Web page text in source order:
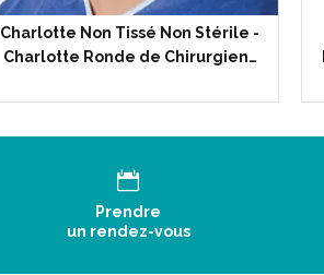
Charlotte Non Tissé Non Stérile -
Charlotte Ronde de Chirurgien…
Prendre
un rendez-vous